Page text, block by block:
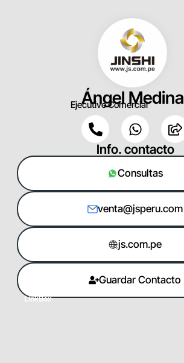
Ángel Medina
Ejecutivo Comercial
Info. contacto
Consultas
venta@jsperu.com
js.com.pe
Guardar Contacto
LinkBox